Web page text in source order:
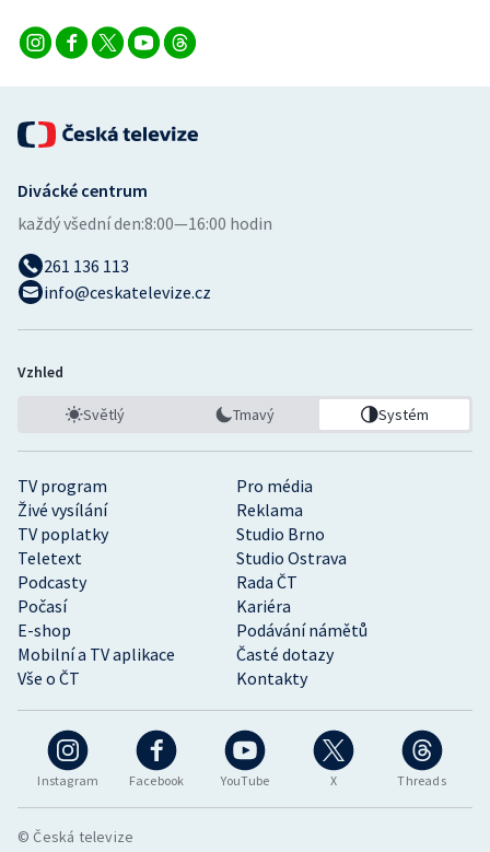
Instagram Facebook YouTube X Threads
TV program
Pro média
Živé vysílání
Reklama
TV poplatky
Studio Brno
Teletext
Studio Ostrava
Podcasty
Rada ČT
Počasí
Kariéra
E-shop
Podávání námětů
Mobilní a TV aplikace
Časté dotazy
Vše o ČT
Kontakty
Divácké centrum
každý všední den:8:00—16:00 hodin
261 136 113
info@ceskatelevize.cz
Vzhled
Světlý Tmavý Systém
© Česká televize